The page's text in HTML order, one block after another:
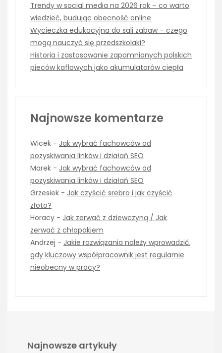
Trendy w social media na 2026 rok – co warto
wiedzieć, budując obecność online
Wycieczka edukacyjna do sali zabaw – czego
mogą nauczyć się przedszkolaki?
Historia i zastosowanie zapomnianych polskich
pieców kaflowych jako akumulatorów ciepła
Najnowsze komentarze
Wicek - Jak wybrać fachowców od
pozyskiwania linków i działań SEO
Marek - Jak wybrać fachowców od
pozyskiwania linków i działań SEO
Grzesiek - Jak czyścić srebro i jak czyścić
złoto?
Horacy - Jak zerwać z dziewczyną / Jak
zerwać z chłopakiem
Andrzej - Jakie rozwiązania należy wprowadzić,
gdy kluczowy współpracownik jest regularnie
nieobecny w pracy?
Najnowsze artykuły